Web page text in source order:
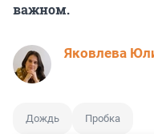
важном.
Яковлева
Дождь Пробка